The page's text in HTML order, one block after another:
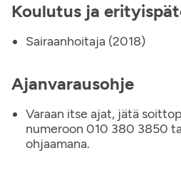
Koulutus ja
Sairaanhoitaja (2018)
Ajanvarausohje
Varaan itse ajat, jätä
numeroon 010 380 3850
ohjaamana.